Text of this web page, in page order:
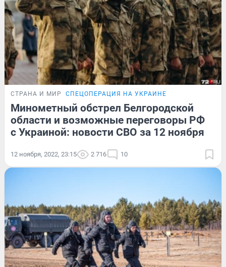
СТРАНА И МИР СПЕЦОПЕРАЦИЯ НА УКРАИНЕ
Минометный обстрел Белгородской
области и возможные переговоры РФ
с Украиной: новости СВО за 12 ноября
12 ноября, 2022, 23:15 2 716 10